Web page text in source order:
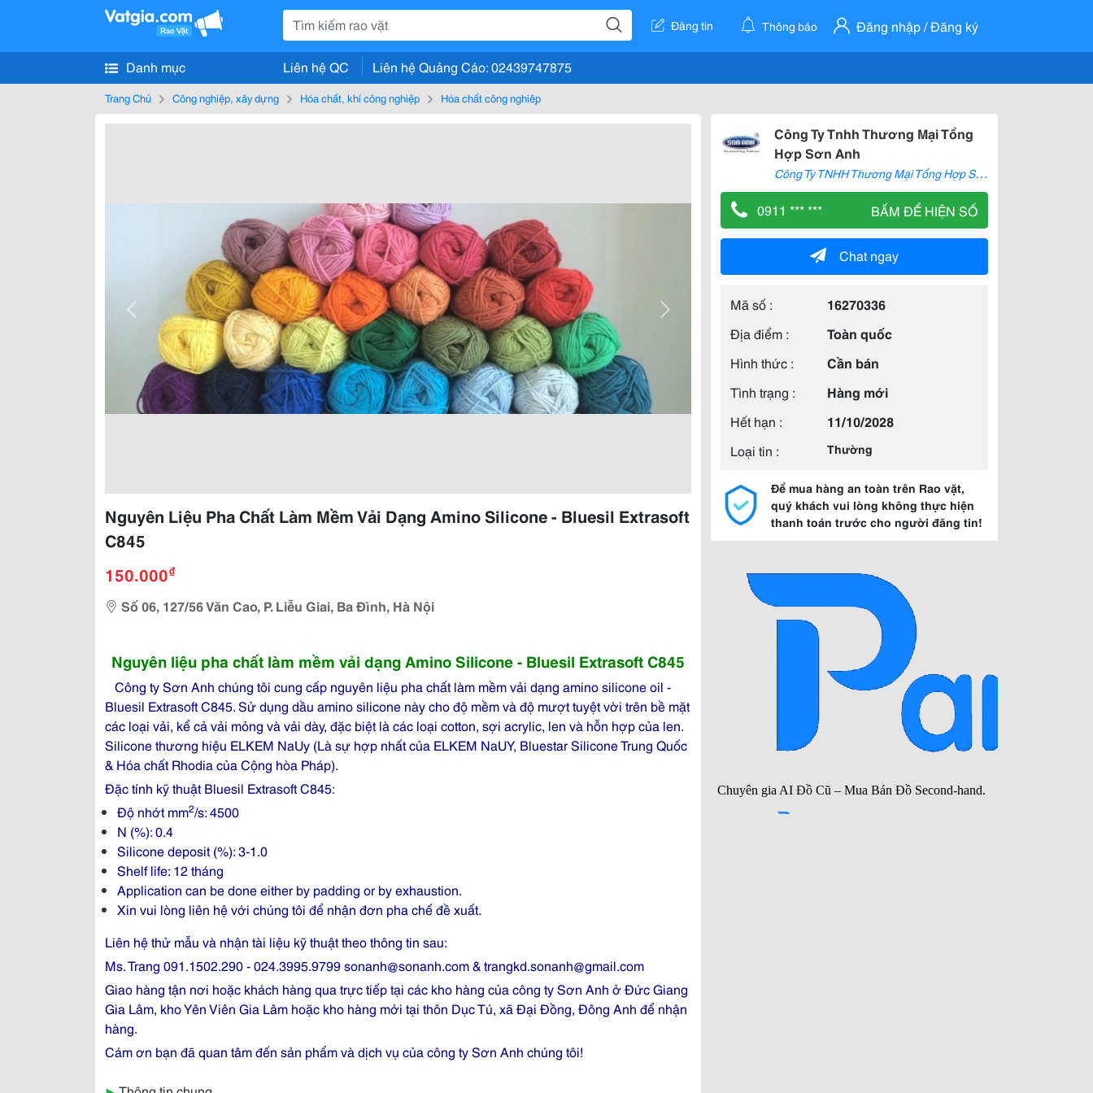
Đăng tin Thông báo Đăng nhập / Đăng ký
Danh mục Liên hệ QC Liên hệ Quảng Cáo: 02439747875
Trang Chủ Công nghiệp, xây dựng Hóa chất, khí công nghiệp Hóa chất công nghiệp
Nguyên Liệu Pha Chất Làm Mềm Vải Dạng Amino Silicone - Bluesil Extrasoft
C845
150.000₫
Số 06, 127/56 Văn Cao, P. Liễu Giai, Ba Đình, Hà Nội
Nguyên liệu pha chất làm mềm vải dạng Amino Silicone - Bluesil Extrasoft C845
Công ty Sơn Anh chúng tôi cung cấp nguyên liệu pha chất làm mềm vải dạng amino silicone oil -
Bluesil Extrasoft C845. Sử dụng dầu amino silicone này cho độ mềm và độ mượt tuyệt vời trên bề mặt
các loại vải, kể cả vải mỏng và vải dày, đặc biệt là các loại cotton, sợi acrylic, len và hỗn hợp của len.
Silicone thương hiệu ELKEM NaUy (Là sự hợp nhất của ELKEM NaUY, Bluestar Silicone Trung Quốc
& Hóa chất Rhodia của Cộng hòa Pháp).
Đặc tính kỹ thuật Bluesil Extrasoft C845:
Độ nhớt mm2/s: 4500
N (%): 0.4
Silicone deposit (%): 3-1.0
Shelf life: 12 tháng
Application can be done either by padding or by exhaustion.
Xin vui lòng liên hệ với chúng tôi để nhận đơn pha chế đề xuất.
Liên hệ thử mẫu và nhận tài liệu kỹ thuật theo thông tin sau:
Ms. Trang 091.1502.290 - 024.3995.9799 sonanh@sonanh.com & trangkd.sonanh@gmail.com
Giao hàng tận nơi hoặc khách hàng qua trực tiếp tại các kho hàng của công ty Sơn Anh ở Đức Giang
Gia Lâm, kho Yên Viên Gia Lâm hoặc kho hàng mới tại thôn Dục Tú, xã Đại Đồng, Đông Anh để nhận
hàng.
Cám ơn bạn đã quan tâm đến sản phẩm và dịch vụ của công ty Sơn Anh chúng tôi!
Công Ty Tnhh Thương Mại Tổng
Hợp Sơn Anh
C
ông Ty TNHH Thương Mại Tổng Hợp Sơn Anh
0911 *** ***
BẤM ĐỂ HIỆN SỐ
Chat ngay
Mã số :
16270336
Địa điểm :
Toàn quốc
Hình thức :
Cần bán
Tình trạng :
Hàng mới
Hết hạn :
11/10/2028
Loại tin :
Thường
Để mua hàng an toàn trên Rao vặt,
quý khách vui lòng không thực hiện
thanh toán trước cho người đăng tin!